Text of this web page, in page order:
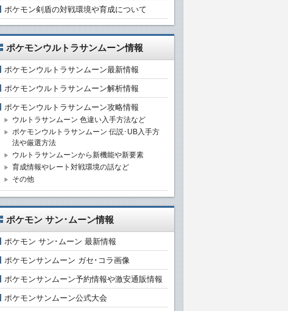
ポケモン剣盾の対戦環境や育成について
ポケモンウルトラサンムーン情報
ポケモンウルトラサンムーン最新情報
ポケモンウルトラサンムーン解析情報
ポケモンウルトラサンムーン攻略情報
ウルトラサンムーン 色違い入手方法など
ポケモンウルトラサンムーン 伝説･UB入手方
法や厳選方法
ウルトラサンムーンから新機能や新要素
育成情報やレート対戦環境の話など
その他
ポケモン サン･ムーン情報
ポケモン サン･ムーン 最新情報
ポケモンサンムーン ガセ･コラ画像
ポケモンサンムーン予約情報や激安通販情報
ポケモンサンムーン公式大会